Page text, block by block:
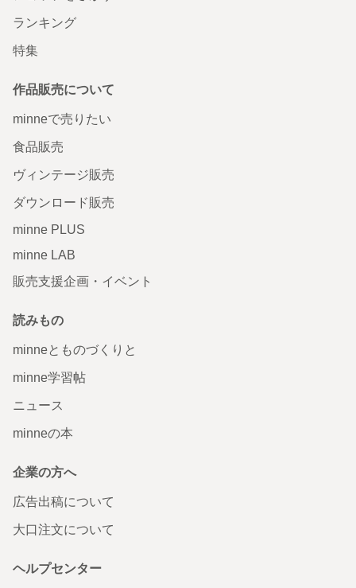
ランキング
特集
作品販売について
minneで売りたい
食品販売
ヴィンテージ販売
ダウンロード販売
minne PLUS
minne LAB
販売支援企画・イベント
読みもの
minneとものづくりと
minne学習帖
ニュース
minneの本
企業の方へ
広告出稿について
大口注文について
ヘルプセンター